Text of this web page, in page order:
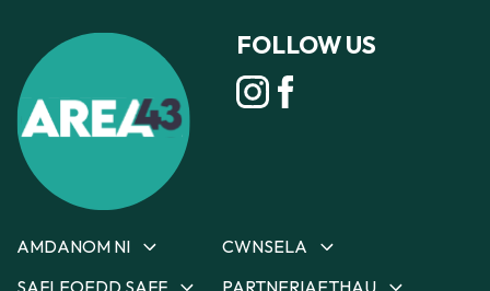
FOLLOW US
AMDANOM NI CWNSELA